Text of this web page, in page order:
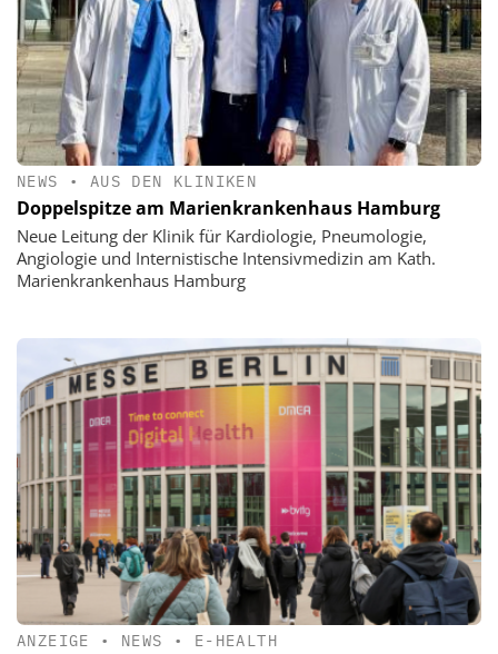
NEWS • AUS DEN KLINIKEN
Doppelspitze am Marienkrankenhaus Hamburg
Neue Leitung der Klinik für Kardiologie, Pneumologie,
Angiologie und Internistische Intensivmedizin am Kath.
Marienkrankenhaus Hamburg
ANZEIGE • NEWS • E-HEALTH